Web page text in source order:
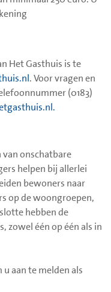
Het Gasthuis is te
. Voor vragen en
(0183)
onschatbare
helpen bij allerlei
bewoners naar
op de woongroepen,
hebben de
zowel één op één als in
aan te melden als